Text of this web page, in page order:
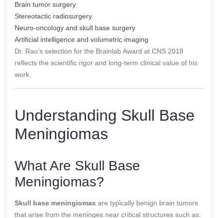
Brain tumor surgery
Stereotactic radiosurgery
Neuro-oncology and skull base surgery
Artificial intelligence and volumetric imaging
Dr. Rao’s selection for the Brainlab Award at CNS 2018
reflects the scientific rigor and long-term clinical value of his
work.
Understanding Skull Base
Meningiomas
What Are Skull Base
Meningiomas?
Skull base meningiomas are typically benign brain tumors
that arise from the meninges near critical structures such as: